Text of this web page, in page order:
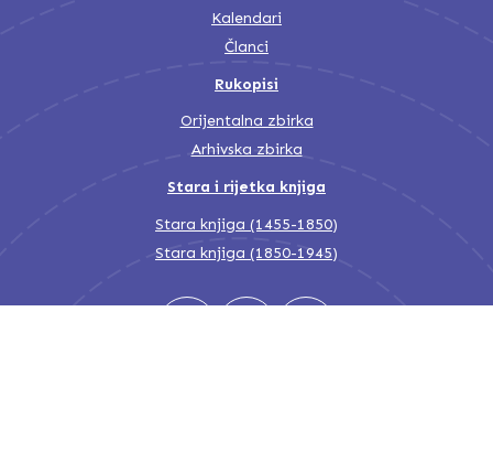
Kalendari
Članci
Rukopisi
Orijentalna zbirka
Arhivska zbirka
Stara i rijetka knjiga
Stara knjiga (1455-1850)
Stara knjiga (1850-1945)